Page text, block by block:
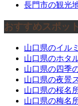
長門市の観光
おすすめスポット
山口県のイル
山口県のホタ
山口県の四季
山口県の夜景
山口県の桜名
山口県の梅名